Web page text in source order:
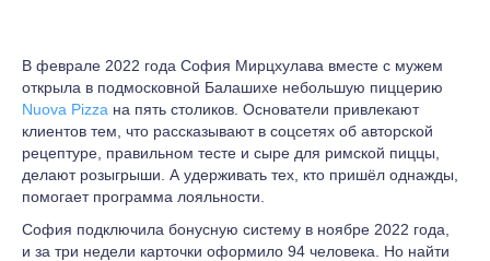
В феврале 2022 года София Мирцхулава вместе с мужем
открыла в подмосковной Балашихе небольшую пиццерию
Nuova Pizza на пять столиков. Основатели привлекают
клиентов тем, что рассказывают в соцсетях об авторской
рецептуре, правильном тесте и сыре для римской пиццы,
делают розыгрыши. А удерживать тех, кто пришёл однажды,
помогает программа лояльности.
София подключила бонусную систему в ноябре 2022 года,
и за три недели карточки оформило 94 человека. Но найти